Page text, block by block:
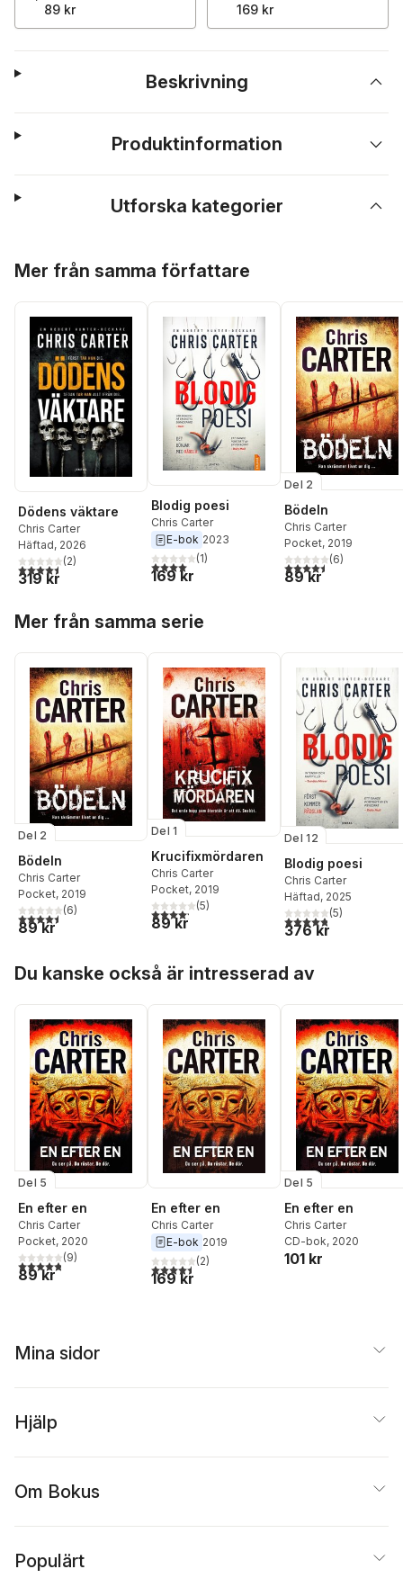
89 kr
169 kr
Beskrivning
Produktinformation
Utforska kategorier
Mer från samma författare
Dödens väktare
Chris Carter
Häftad, 2026
4,5utav 5 stjärnor. Totalt antal röster:
(2)
319 kr
Blodig poesi
Chris Carter
E-bok 2023
4,0utav 5 stjärnor. Totalt antal röster:
(1)
169 kr
Del 2
Bödeln
Chris Carter
Pocket, 2019
4,5utav 5 stjärnor.
(6)
89 kr
Mer från samma serie
Del 2
Bödeln
Chris Carter
Pocket, 2019
4,5utav 5 stjärnor. Totalt antal röster:
(6)
89 kr
Del 1
Krucifixmördaren
Chris Carter
Pocket, 2019
4,2utav 5 stjärnor. Totalt antal röster:
(5)
89 kr
Del 12
Blodig poesi
Chris Carter
Häftad, 2025
4,8utav 5 stjärnor.
(5)
376 kr
Du kanske också är intresserad av
Del 5
En efter en
Chris Carter
Pocket, 2020
4,8utav 5 stjärnor. Totalt antal röster:
(9)
89 kr
En efter en
Chris Carter
E-bok 2019
4,5utav 5 stjärnor. Totalt antal röster:
(2)
169 kr
Del 5
En efter en
Chris Carter
CD-bok, 2020
101 kr
Mina sidor
Hjälp
Om Bokus
Populärt